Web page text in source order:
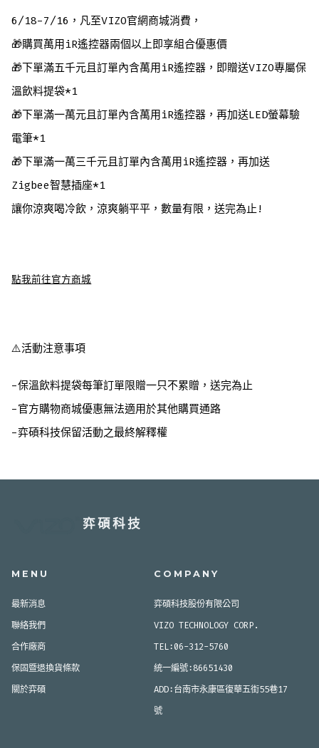
6/18-7/16，凡至VIZO官網商城消費，
🎁購買萬用iR遙控器兩個以上即享組合優惠價
🎁下單滿五千元且訂單內含萬用iR遙控器，即贈送VIZO專屬保
溫飲料提袋*1
🎁下單滿一萬元且訂單內含萬用iR遙控器，再加送LED螢幕驗
電筆*1
🎁下單滿一萬三千元且訂單內含萬用iR遙控器，再加送
Zigbee智慧插座*1
讓你涼爽喝冷飲，涼爽躺平平，數量有限，送完為止!
點我前往官方商城
⚠️活動注意事項
-保溫飲料提袋每筆訂單限贈一只不累贈，送完為止
-官方購物商城優惠無法適用於其他購買通路
-弈碩科技保留活動之最終解釋權
弈碩科技
MENU
最新消息
聯絡我們
合作廠商
保固暨退換貨條款
關於弈碩
COMPANY
弈碩科技股份有限公司
VIZO TECHNOLOGY CORP.
TEL:06-312-5760
統一編號:86651430
ADD:台南市永康區復華五街55巷17
號